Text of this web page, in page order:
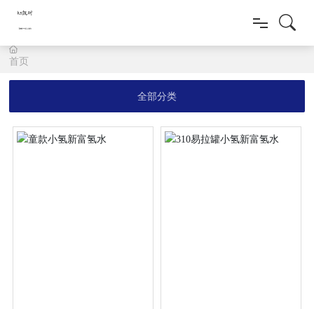
首页
新闻动态
首页
全部分类